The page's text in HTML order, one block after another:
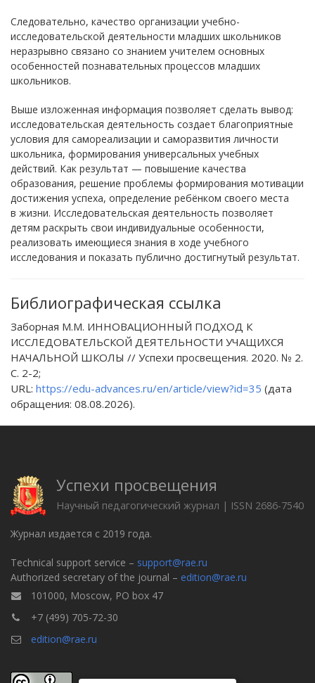
Следовательно, качество организации учебно-
исследовательской деятельности младших школьников
неразрывно связано со знанием учителем основных
особенностей познавательных процессов младших
школьников.
Выше изложенная информация позволяет сделать вывод:
исследовательская деятельность создает благоприятные
условия для самореализации и саморазвития личности
школьника, формирования универсальных учебных
действий. Как результат — повышение качества
образования, решение проблемы формирования мотивации
достижения успеха, определение ребёнком своего места
в жизни. Исследовательская деятельность позволяет
детям раскрыть свои индивидуальные особенности,
реализовать имеющиеся знания в ходе учебного
исследования и показать публично достигнутый результат.
Библиографическая ссылка
Заборная М.М. ИННОВАЦИОННЫЙ ПОДХОД К
ИССЛЕДОВАТЕЛЬСКОЙ ДЕЯТЕЛЬНОСТИ УЧАЩИХСЯ
НАЧАЛЬНОЙ ШКОЛЫ // Успехи просвещения. 2020. № 2.
С. 2-2;
URL: https://edu-advances.ru/en/article/view?id=35 (дата
обращения: 08.08.2026).
Успехи просвещения
Научный педагогический журнал | ISSN 2686-7540
Журнал издается с 2019 года.
Technical support service – support@rae.ru
Authorized secretary of the journal – edition@rae.ru
101000, Moscow, PO box 47
+7 (499) 705-72-30
edition@rae.ru